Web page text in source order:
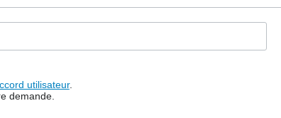
utilisateur.
demande.